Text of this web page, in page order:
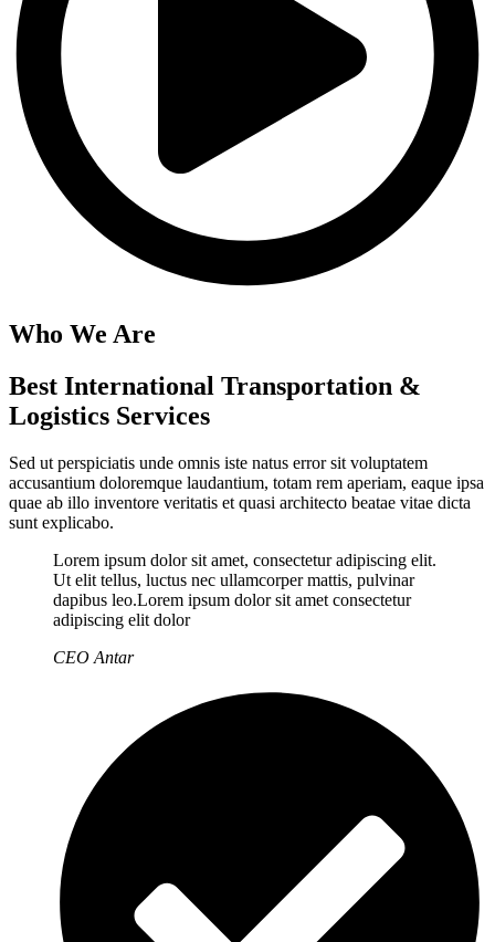
Who We Are
Best International Transportation &
Logistics Services
Sed ut perspiciatis unde omnis iste natus error sit voluptatem
accusantium doloremque laudantium, totam rem aperiam, eaque ipsa
quae ab illo inventore veritatis et quasi architecto beatae vitae dicta
sunt explicabo.
Lorem ipsum dolor sit amet, consectetur adipiscing elit.
Ut elit tellus, luctus nec ullamcorper mattis, pulvinar
dapibus leo.Lorem ipsum dolor sit amet consectetur
adipiscing elit dolor
CEO Antar